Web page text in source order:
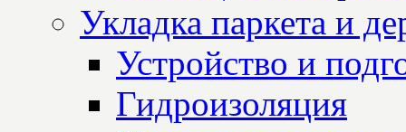
Укладка паркета и
Устройство и
Гидроизоляция